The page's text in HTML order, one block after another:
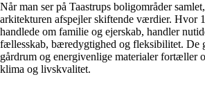
Når man ser på Taastrups boligområder
arkitekturen afspejler skiftende værdier. Hvor
handlede om familie og ejerskab, handler
fællesskab, bæredygtighed og fleksibilitet. De
gårdrum og energivenlige materialer fortæller
klima og livskvalitet.